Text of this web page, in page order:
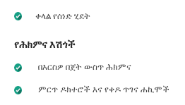
ቀላል የሰነድ ሂደት
የሕክምና እሽጎች
በእርስዎ በጀት ውስጥ ሕክምና
ምርጥ ዶክተሮች እና የቀዶ ጥገና ሐኪሞች